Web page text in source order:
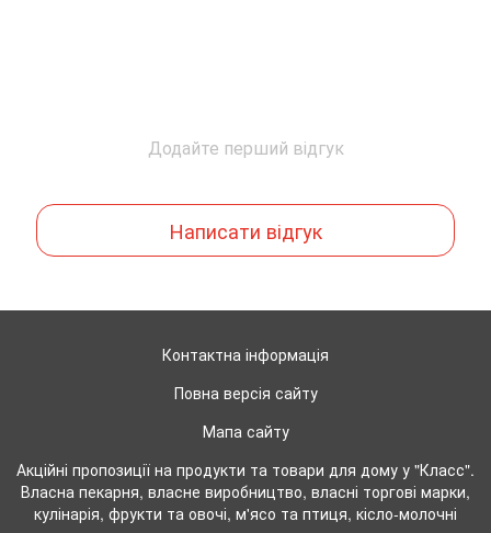
Додайте перший відгук
Написати відгук
Контактна інформація
Повна версія сайту
Мапа сайту
Акційні пропозиції на продукти та товари для дому у "Класс".
Власна пекарня, власне виробництво, власні торгові марки,
кулінарія, фрукти та овочі, м'ясо та птиця, кісло-молочні